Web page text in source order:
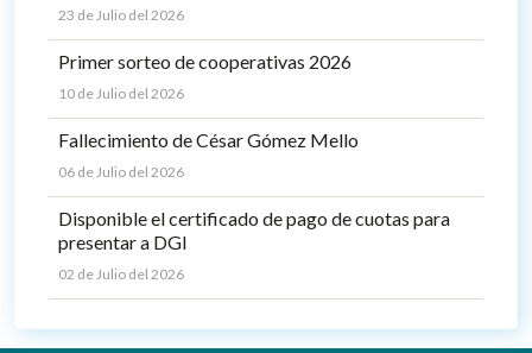
23 de Julio del 2026
Primer sorteo de cooperativas 2026
10 de Julio del 2026
Fallecimiento de César Gómez Mello
06 de Julio del 2026
Disponible el certificado de pago de cuotas para
presentar a DGI
02 de Julio del 2026